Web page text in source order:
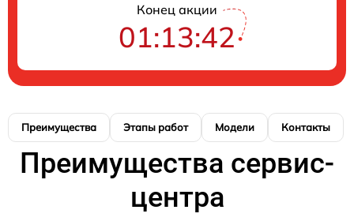
Конец акции
01:13:41
Преимущества Этапы работ Модели Контакты
Преимущества сервис-
центра